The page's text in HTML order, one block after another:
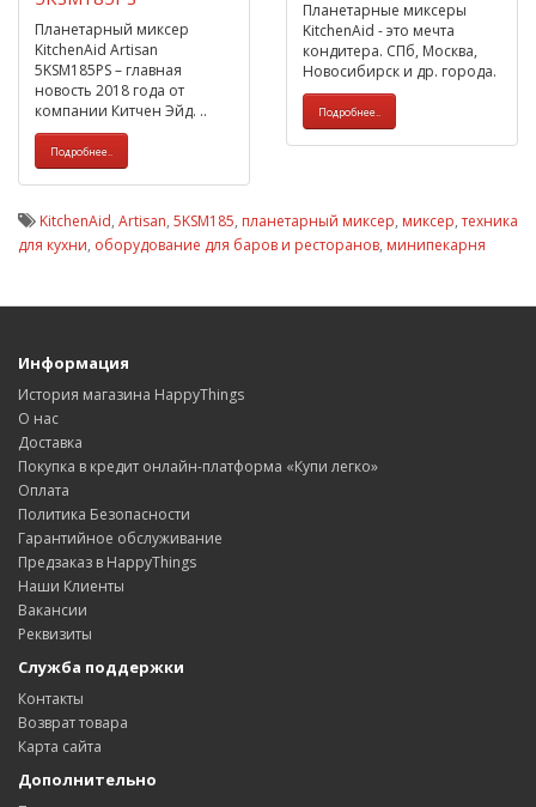
Планетарный миксер
KitchenAid Artisan
5KSM185PS – главная
новость 2018 года от
компании Китчен Эйд. ..
Подробнее..
Планетарные миксеры
KitchenAid - это мечта
кондитера. СПб, Москва,
Новосибирск и др. города.
Подробнее..
KitchenAid, Artisan, 5KSM185, планетарный миксер, миксер,техника
для кухни, оборудование для баров и ресторанов, минипекарня
Информация
История магазина HappyThings
О нас
Доставка
Покупка в кредит онлайн-платформа «Купи легко»
Оплата
Политика Безопасности
Гарантийное обслуживание
Предзаказ в HappyThings
Наши Клиенты
Вакансии
Реквизиты
Служба поддержки
Контакты
Возврат товара
Карта сайта
Дополнительно